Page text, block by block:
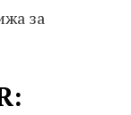
за